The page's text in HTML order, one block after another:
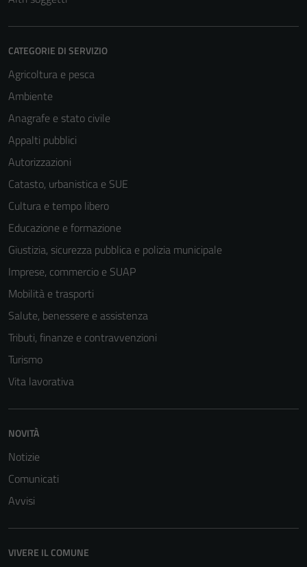
CATEGORIE DI SERVIZIO
Agricoltura e pesca
Ambiente
Anagrafe e stato civile
Appalti pubblici
Autorizzazioni
Catasto, urbanistica e SUE
Cultura e tempo libero
Educazione e formazione
Giustizia, sicurezza pubblica e polizia municipale
Imprese, commercio e SUAP
Mobilità e trasporti
Salute, benessere e assistenza
Tributi, finanze e contravvenzioni
Turismo
Vita lavorativa
NOVITÀ
Notizie
Comunicati
Avvisi
VIVERE IL COMUNE
sono necessari